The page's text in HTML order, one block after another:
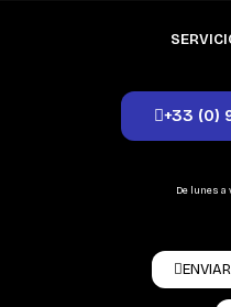
+33 (0)
De lunes a